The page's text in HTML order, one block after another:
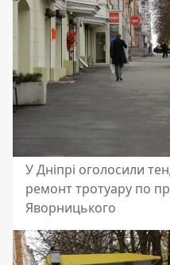
У Дніпрі оголосили
ремонт тротуару по
Яворницького